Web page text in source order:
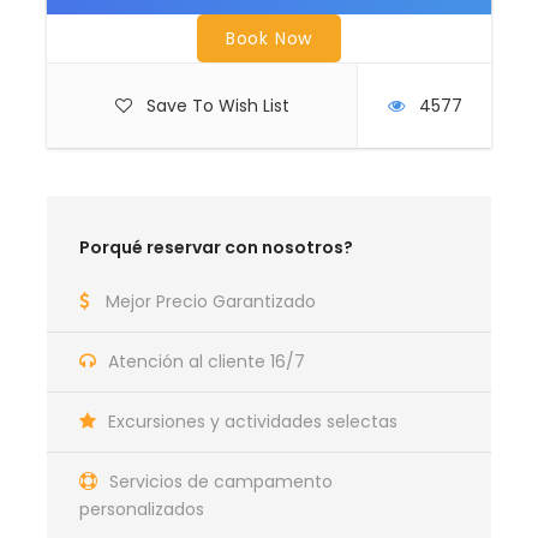
Book Now
Save To Wish List 4577
Porqué reservar con nosotros?
Mejor Precio Garantizado
Atención al cliente 16/7
Excursiones y actividades selectas
Servicios de campamento
personalizados
nuevo paisaje, y a la vez es un reto deportivo por las
caminatas que alcanzan pasos entre 4500 msnm y
5000 msnm. No tenemos más palabras para
mejor que venga con nosotros y descubra en
primera fila lo que Huayhuash tiene para usted.
Lugar de salida y de regreso
Huaraz (
Hora de salida
Guía certificado de caminata (inglés,
español)